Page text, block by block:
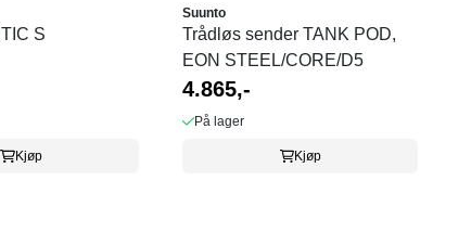
S
Kjøp
Suunto
Trådløs sender TANK POD,
EON STEEL/CORE/D5
4.865,-
På lager
Kjøp